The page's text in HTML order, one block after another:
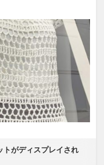
トが​ディスプレイされ